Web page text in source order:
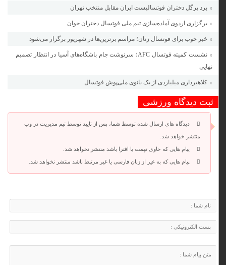
برد پرگل دختران فوتسالیست ایران مقابل منتخب تهران
برگزاری اردوی آماده‌سازی تیم ملی فوتسال دختران جوان
خبر خوب برای فوتسال زنان؛ مراسم برترین‌ها در شهریور برگزار می‌شود
نشست کمیته فوتسال AFC؛ سرنوشت جام باشگاه‌های آسیا در انتظار تصمیم
نهایی
کلاهبرداری میلیاردی از یک بانوی ملی‌پوش فوتسال
ثبت دیدگاه ورزشی
دیدگاه های ارسال شده توسط شما، پس از تایید توسط تیم مدیریت در وب
منتشر خواهد شد.
پیام هایی که حاوی تهمت یا افترا باشد منتشر نخواهد شد.
پیام هایی که به غیر از زبان فارسی یا غیر مرتبط باشد منتشر نخواهد شد.